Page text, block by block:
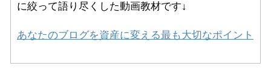
に絞って語り尽くした動画教材です↓
あなたのブログを資産に変える最も大切なポイント